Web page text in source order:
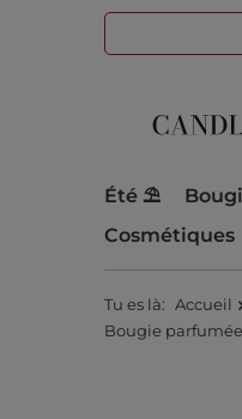
Été ⛱️
Cosmétiques
Tu es là: Accueil
Bougie